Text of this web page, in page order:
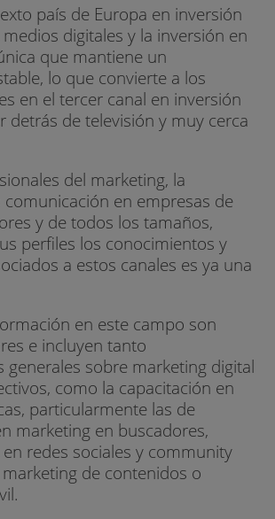
país de Europa en inversión
digitales y la inversión en
que mantiene un
lo que convierte a los
en el tercer canal en inversión
detrás de televisión y muy cerca
del marketing, la
comunicación en empresas de
y de todos los tamaños,
perfiles los conocimientos y
a estos canales es ya una
en este campo son
e incluyen tanto
generales sobre marketing digital
como la capacitación en
particularmente las de
marketing en buscadores,
redes sociales y community
de contenidos o